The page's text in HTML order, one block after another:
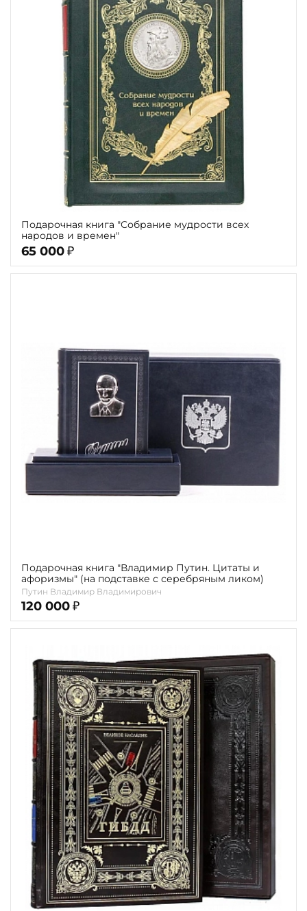
Подарочная книга "Собрание мудрости всех
народов и времен"
65 000 ₽
Подарочная книга "Владимир Путин. Цитаты и
афоризмы" (на подставке с серебряным ликом)
Путин Владимир Владимирович
120 000 ₽